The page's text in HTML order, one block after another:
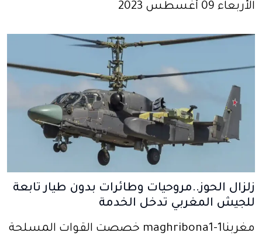
الأربعاء 09 أغسطس 2023
زلزال الحوز..مروحيات وطائرات بدون طيار تابعة
للجيش المغربي تدخل الخدمة
مغربنا1-maghribona1 خصصت القوات المسلحة